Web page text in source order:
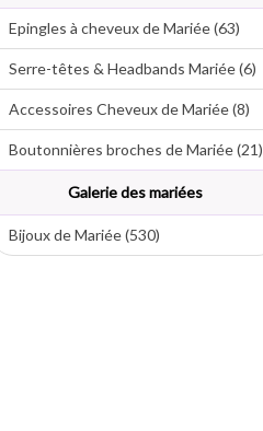
Epingles à cheveux de Mariée (63)
Serre-têtes & Headbands Mariée (6)
Accessoires Cheveux de Mariée (8)
Boutonnières broches de Mariée (21)
Galerie des mariées
Bijoux de Mariée (530)